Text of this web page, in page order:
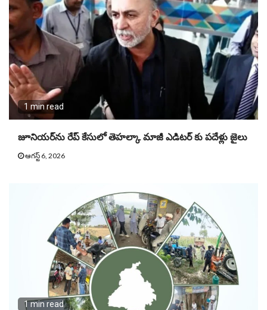
1 min read
జూనియ‌ర్‌ను రేప్ కేసులో తెహ‌ల్కా మాజీ ఎడిట‌ర్ కు పదేళ్లు జైలు
ఆగస్ట్ 6, 2026
1 min read